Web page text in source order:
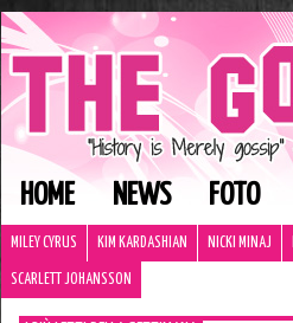
HOME NEWS FOTO
MILEY CYRUS KIM KARDASHIAN NICKI MINAJ
SCARLETT JOHANSSON